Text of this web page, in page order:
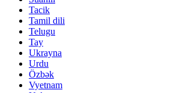
Tacik
Tamil dili
Telugu
Tay
Ukrayna
Urdu
Özbək
Vyetnam